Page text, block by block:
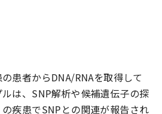
患者からDNA/RNAを取得して
は、SNP解析や候補遺伝子の探
疾患でSNPとの関連が報告され